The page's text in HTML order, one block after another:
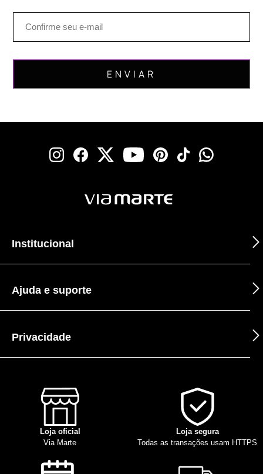
Institucional
Ajuda e suporte
Privacidade
Loja oficial
Via Marte
Loja segura
Todas as transações usam HTTPS